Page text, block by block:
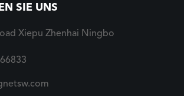
SIE UNS
Xiepu Zhenhai Ningbo